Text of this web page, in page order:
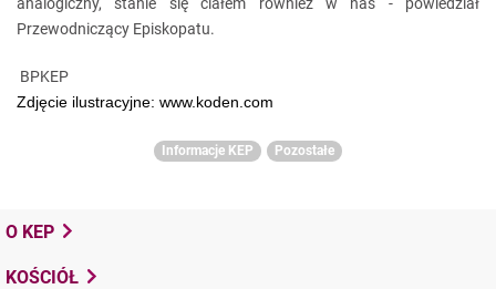
Przewodniczący Episkopatu.
BPKEP
Zdjęcie ilustracyjne: www.koden.com
Informacje KEP Pozostałe
O KEP
KOŚCIÓŁ